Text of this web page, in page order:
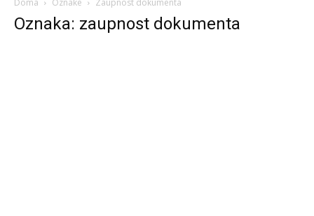
Doma Oznake Zaupnost dokumenta
Oznaka: zaupnost dokumenta